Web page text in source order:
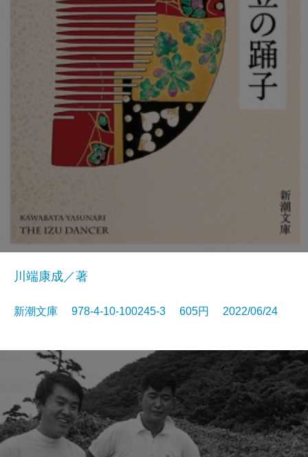
川端康成／著
新潮文庫 978-4-10-100245-3 605円 2022/06/24